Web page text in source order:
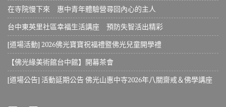
在寺院慢下來 惠中青年體驗營尋回內心的主人
台中東英里社區幸福生活講座 預防失智活出精彩
[道場活動] 2026佛光寶寶祝福禮暨佛光兒童開學禮
【佛光緣美術館台中館】開幕茶會
[道場公告] 活動延期公告 佛光山惠中寺2026年八關齋戒＆佛學講座